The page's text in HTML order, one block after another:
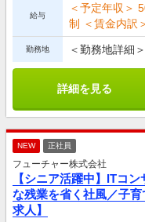
給与
＜予定年収＞
制 ＜賃金内訳
勤務地 ＜勤務地詳細
詳細を見る
NEW 正社員
フューチャー株式会社
【シニア活躍中】ITコ
な残業を省く社風／子
求人】